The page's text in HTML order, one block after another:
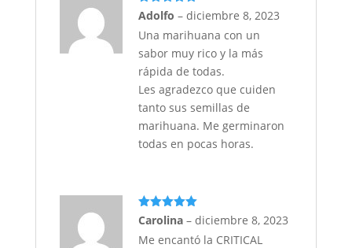
Valorado
con 5de 5
Adolfo – diciembre 8, 2023
Una marihuana con un
sabor muy rico y la más
rápida de todas.
Les agradezco que cuiden
tanto sus semillas de
marihuana. Me germinaron
todas en pocas horas.
Valorado
con5de 5
Carolina – diciembre 8, 2023
Me encantó la CRITICAL